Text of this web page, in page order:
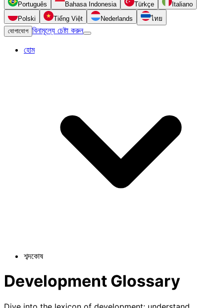
Português Bahasa Indonesia Türkçe
Italiano
Polski
Tiếng Việt Nederlands
ไทย
যোগাযোগ বিনামূল্যে চেষ্টা করুন
হোম
শব্দকোষ
Development Glossary